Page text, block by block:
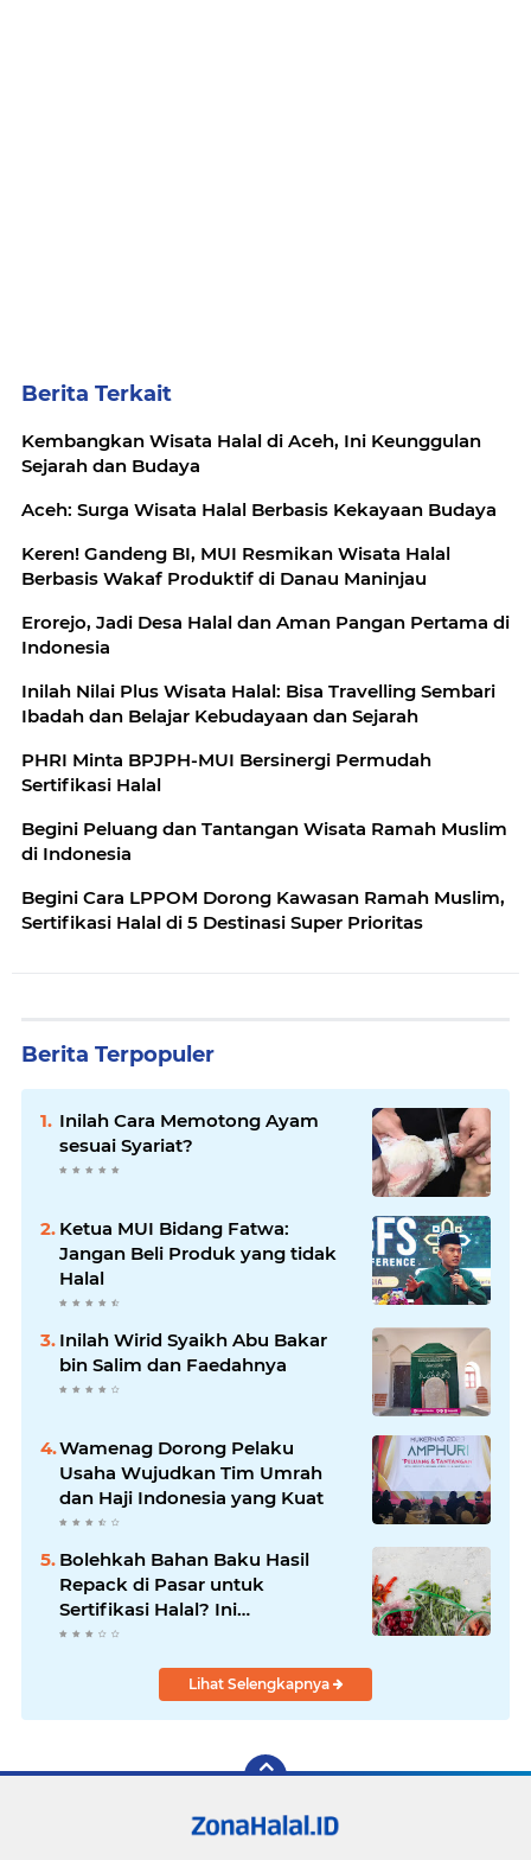
Berita Terkait
Kembangkan Wisata Halal di Aceh, Ini Keunggulan
Sejarah dan Budaya
Aceh: Surga Wisata Halal Berbasis Kekayaan Budaya
Keren! Gandeng BI, MUI Resmikan Wisata Halal
Berbasis Wakaf Produktif di Danau Maninjau
Erorejo, Jadi Desa Halal dan Aman Pangan Pertama di
Indonesia
Inilah Nilai Plus Wisata Halal: Bisa Travelling Sembari
Ibadah dan Belajar Kebudayaan dan Sejarah
PHRI Minta BPJPH-MUI Bersinergi Permudah
Sertifikasi Halal
Begini Peluang dan Tantangan Wisata Ramah Muslim
di Indonesia
Begini Cara LPPOM Dorong Kawasan Ramah Muslim,
Sertifikasi Halal di 5 Destinasi Super Prioritas
Berita Terpopuler
Inilah Cara Memotong Ayam
sesuai Syariat?
Ketua MUI Bidang Fatwa:
Jangan Beli Produk yang tidak
Halal
Inilah Wirid Syaikh Abu Bakar
bin Salim dan Faedahnya
Wamenag Dorong Pelaku
Usaha Wujudkan Tim Umrah
dan Haji Indonesia yang Kuat
Bolehkah Bahan Baku Hasil
Repack di Pasar untuk
Sertifikasi Halal? Ini
Penjelasannya
Lihat Selengkapnya